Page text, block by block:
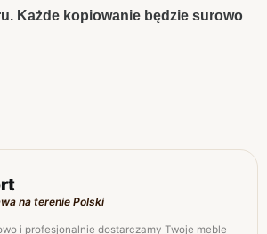
Każde kopiowanie będzie surowo
na terenie Polski
i profesjonalnie dostarczamy Twoje meble